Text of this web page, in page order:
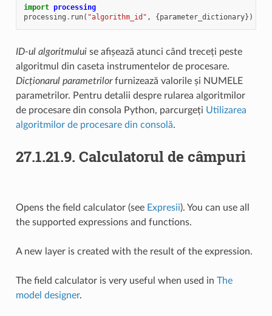
import processing
processing . run( "algorithm_id" , {parameter_dictionary})
ID-ul algoritmuluise afișează atunci când treceți peste
algoritmul din caseta instrumentelor de procesare.
Dicționarul parametrilorfurnizează valorile și NUMELE
parametrilor. Pentru detalii despre rularea algoritmilor
de procesare din consola Python, parcurgeți Utilizarea
algoritmilor de procesare din consolă.
27.1.21.9. Calculatorul de câmpuri
Opens the field calculator (see Expresii). You can use all
the supported expressions and functions.
A new layer is created with the result of the expression.
The field calculator is very useful when used in The
model designer.